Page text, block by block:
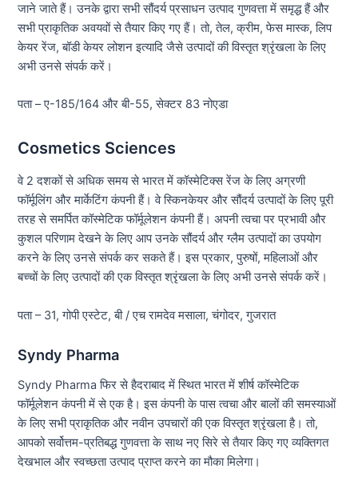
जाने जाते हैं। उनके द्वारा सभी सौंदर्य प्रसाधन उत्पाद गुणवत्ता में समृद्ध हैं और
सभी प्राकृतिक अवयवों से तैयार किए गए हैं। तो, तेल, क्रीम, फेस मास्क, लिप
केयर रेंज, बॉडी केयर लोशन इत्यादि जैसे उत्पादों की विस्तृत श्रृंखला के लिए
अभी उनसे संपर्क करें।
पता – ए-185/164 और बी-55, सेक्टर 83 नोएडा
Cosmetics Sciences
वे 2 दशकों से अधिक समय से भारत में कॉस्मेटिक्स रेंज के लिए अग्रणी
फॉर्मूलिंग और मार्केटिंग कंपनी हैं। वे स्किनकेयर और सौंदर्य उत्पादों के लिए पूरी
तरह से समर्पित कॉस्मेटिक फॉर्मूलेशन कंपनी हैं। अपनी त्वचा पर प्रभावी और
कुशल परिणाम देखने के लिए आप उनके सौंदर्य और ग्लैम उत्पादों का उपयोग
करने के लिए उनसे संपर्क कर सकते हैं। इस प्रकार, पुरुषों, महिलाओं और
बच्चों के लिए उत्पादों की एक विस्तृत श्रृंखला के लिए अभी उनसे संपर्क करें।
पता – 31, गोपी एस्टेट, बी / एच रामदेव मसाला, चंगोदर, गुजरात
Syndy Pharma
Syndy Pharma फिर से हैदराबाद में स्थित भारत में शीर्ष कॉस्मेटिक
फॉर्मूलेशन कंपनी में से एक है। इस कंपनी के पास त्वचा और बालों की समस्याओं
के लिए सभी प्राकृतिक और नवीन उपचारों की एक विस्तृत श्रृंखला है। तो,
आपको सर्वोत्तम-प्रतिबद्ध गुणवत्ता के साथ नए सिरे से तैयार किए गए व्यक्तिगत
देखभाल और स्वच्छता उत्पाद प्राप्त करने का मौका मिलेगा।